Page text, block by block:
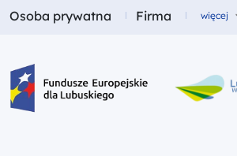
Fundusze dla
Osoba prywatna Fundusze dla
Firma więcej
Fundusze Europejskie dla Lubuskiego